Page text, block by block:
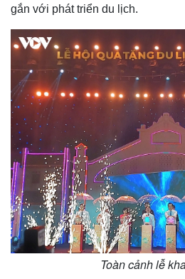
gắn với phát triển du lịch.
Toàn cảnh lễ